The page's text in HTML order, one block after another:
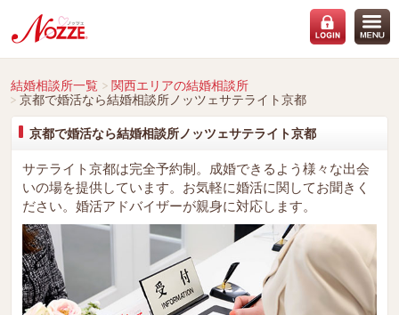
結婚相談所一覧
関西エリアの結婚相談所
京都で婚活なら結婚相談所ノッツェサテライト京都
京都で婚活なら結婚相談所ノッツェサテライト京都
サテライト京都は完全予約制。成婚できるよう様々な出会
いの場を提供しています。お気軽に婚活に関してお聞きく
ださい。婚活アドバイザーが親身に対応します。